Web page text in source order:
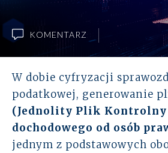
ESG
Broker
Prawo karne dla
Zespół
KOMENTARZ
W dobie cyfryzacji
podatkowej, generowanie
(Jednolity Plik Kontrolny
dochodowego od osób
jednym z podstawowych